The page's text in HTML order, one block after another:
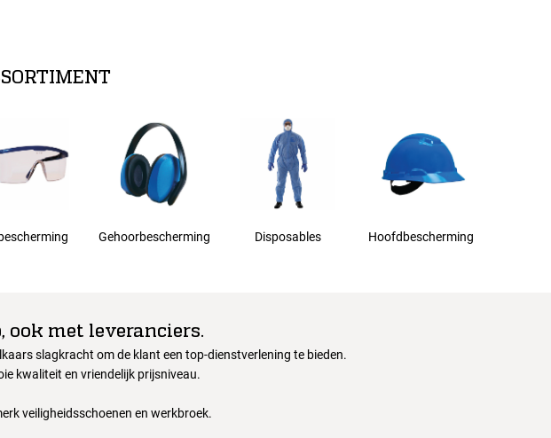
Gehoorbescherming Disposables Hoofdbescherming
met leveranciers.
slagkracht om de klant een top-dienstverlening te bieden.
kwaliteit en vriendelijk prijsniveau.
veiligheidsschoenen en werkbroek.